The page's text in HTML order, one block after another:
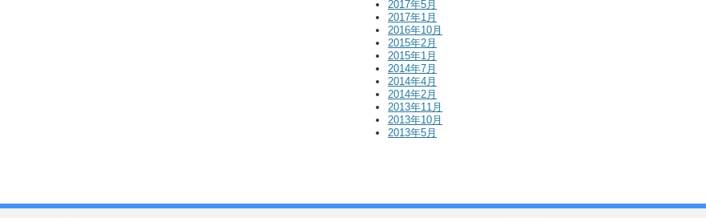
2017年5月
2017年1月
2016年10月
2015年2月
2015年1月
2014年7月
2014年4月
2014年2月
2013年11月
2013年10月
2013年5月